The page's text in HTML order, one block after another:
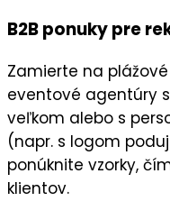
B2B ponuky pre
Zamierte na
eventové agentúry
veľkom alebo s
(napr. s logom
ponúknite vzorky,
klientov.